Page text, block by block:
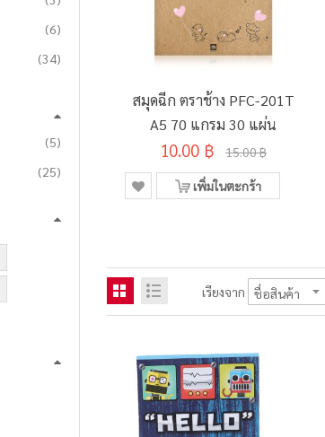
สมุดฉีก ตราช้าง PFC-201T
A5 70 แกรม 30 แผ่น
10.00 ฿ 15.00 ฿
เพิ่มในตะกร้า
เรียงจาก
6รายการ
34รายการ
5รายการ
25รายการ